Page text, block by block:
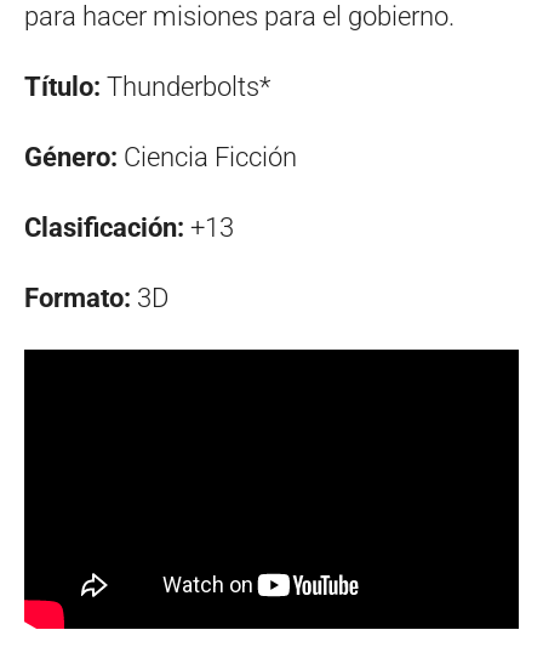
para hacer misiones para el gobierno.
Título: Thunderbolts*
Género: Ciencia Ficción
Clasificación: +13
Formato: 3D